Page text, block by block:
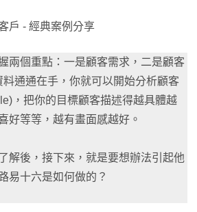
戶 - 經典案例分享
兩個重點：一是顧客需求，二是顧客
通通在手，你就可以開始分析顧客
，把你的目標顧客描述得越具體越
好等等，越有畫面感越好。
解後，接下來，就是要想辦法引起他
易十六是如何做的？